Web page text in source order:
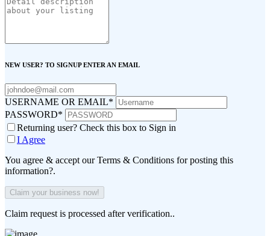
NEW USER? TO SIGNUP ENTER AN EMAIL
USERNAME OR EMAIL*
PASSWORD*
Returning user? Check this box to Sign in
I Agree
You agree & accept our Terms & Conditions for posting this
information?.
Claim request is processed after verification..